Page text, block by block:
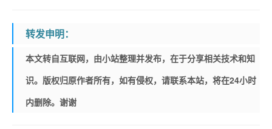
转发申明：
本文转自互联网，由小站整理并发布，在于分享相关技术和知
识。版权归原作者所有，如有侵权，请联系本站，将在24小时
内删除。谢谢